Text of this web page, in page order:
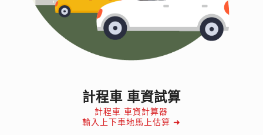
計程車 車資試算
計程車 車資計算器
輸入上下車地馬上估算 ➜